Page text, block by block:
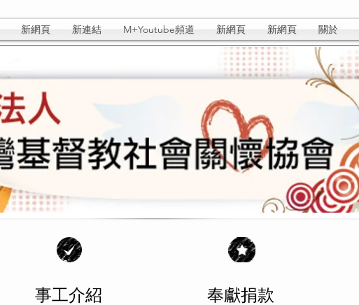
新網頁 新連結 M+Youtube頻道 新網頁 新網頁 關於
事工介紹 ​奉獻捐款